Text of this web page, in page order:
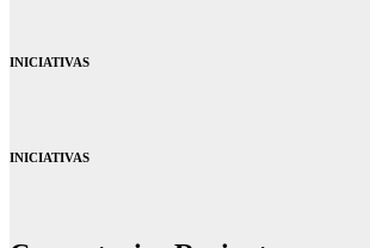
INICIATIVAS
INICIATIVAS